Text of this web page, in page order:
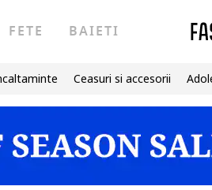
FETE BAIETI
Ceasuri si accesorii